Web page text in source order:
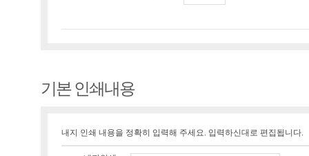
기본 인쇄내용
내지 인쇄 내용을 정확히 입력해 주세요. 입력하신대로 편집됩니다.